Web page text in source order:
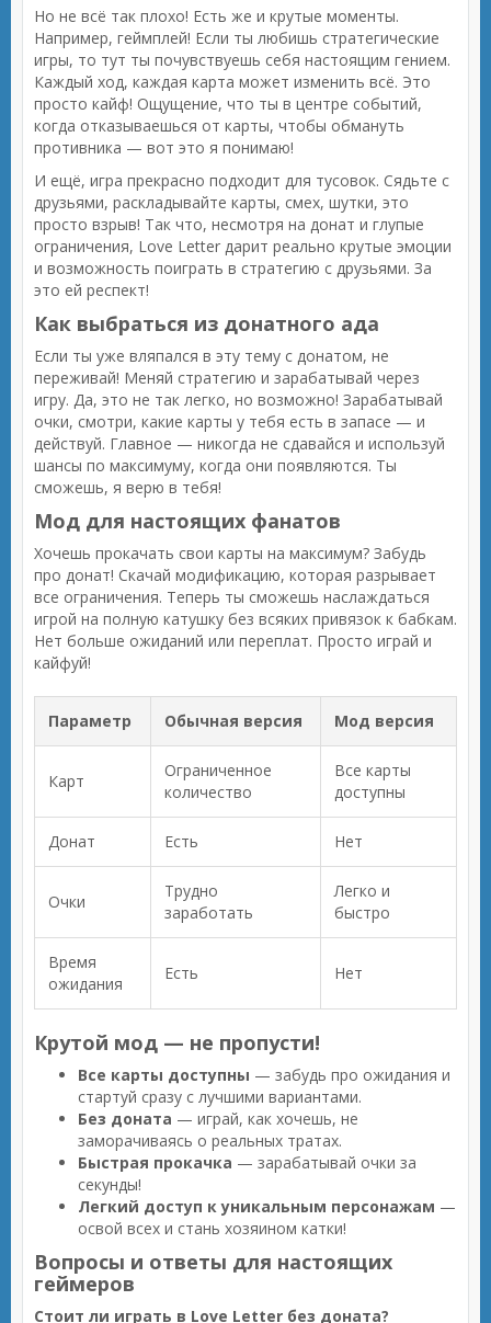
Но не всё так плохо! Есть же и крутые моменты.
Например, геймплей! Если ты любишь стратегические
игры, то тут ты почувствуешь себя настоящим гением.
Каждый ход, каждая карта может изменить всё. Это
просто кайф! Ощущение, что ты в центре событий,
когда отказываешься от карты, чтобы обмануть
противника — вот это я понимаю!
И ещё, игра прекрасно подходит для тусовок. Сядьте с
друзьями, раскладывайте карты, смех, шутки, это
просто взрыв! Так что, несмотря на донат и глупые
ограничения, Love Letter дарит реально крутые эмоции
и возможность поиграть в стратегию с друзьями. За
это ей респект!
Как выбраться из донатного ада
Если ты уже вляпался в эту тему с донатом, не
переживай! Меняй стратегию и зарабатывай через
игру. Да, это не так легко, но возможно! Зарабатывай
очки, смотри, какие карты у тебя есть в запасе — и
действуй. Главное — никогда не сдавайся и используй
шансы по максимуму, когда они появляются. Ты
сможешь, я верю в тебя!
Мод для настоящих фанатов
Хочешь прокачать свои карты на максимум? Забудь
про донат! Скачай модификацию, которая разрывает
все ограничения. Теперь ты сможешь наслаждаться
игрой на полную катушку без всяких привязок к бабкам.
Нет больше ожиданий или переплат. Просто играй и
кайфуй!
Параметр Обычная версия Мод версия
Карт
Ограниченное
количество
Все карты
доступны
Донат Есть Нет
Очки
Трудно
заработать
Легко и
быстро
Время
ожидания
Есть Нет
Крутой мод — не пропусти!
Все карты доступны — забудь про ожидания и
стартуй сразу с лучшими вариантами.
Без доната — играй, как хочешь, не
заморачиваясь о реальных тратах.
Быстрая прокачка — зарабатывай очки за
секунды!
Легкий доступ к уникальным персонажам —
освой всех и стань хозяином катки!
Вопросы и ответы для настоящих
геймеров
Стоит ли играть в Love Letter без доната?